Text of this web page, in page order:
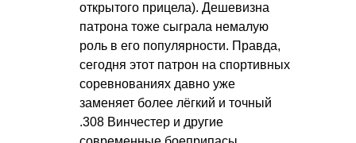
открытого прицела). Дешевизна
патрона тоже сыграла немалую
роль в его популярности. Правда,
сегодня этот патрон на спортивных
соревнованиях давно уже
заменяет более лёгкий и точный
.308 Винчестер и другие